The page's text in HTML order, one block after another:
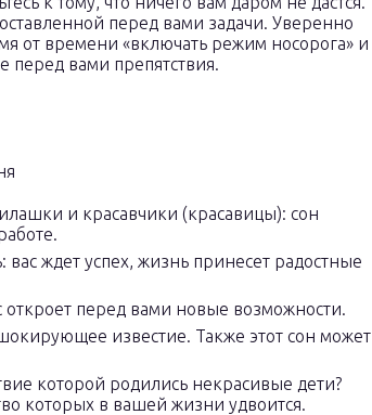
перед вами задачи. Уверенно
от времени «включать режим носорога» и
перед вами препятствия.
и красавчики (красавицы): сон
ждет успех, жизнь принесет радостные
перед вами новые возможности.
известие. Также этот сон может
которой родились некрасивые дети?
которых в вашей жизни удвоится.